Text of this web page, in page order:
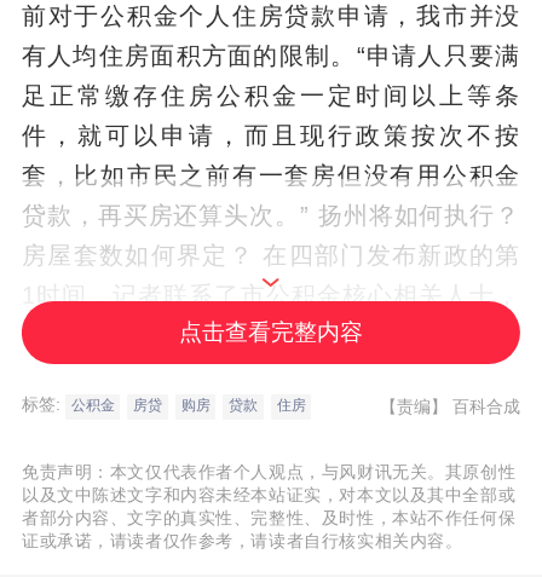
前对于公积金个人住房贷款申请，我市并没
有人均住房面积方面的限制。“申请人只要满
足正常缴存住房公积金一定时间以上等条
件，就可以申请，而且现行政策按次不按
套，比如市民之前有一套房但没有用公积金
贷款，再买房还算头次。” 扬州将如何执行？
房屋套数如何界定？ 在四部门发布新政的第
1时间，记者联系了市公积金核心相关人士，
他们表示，目前扬州还没有接到正式文件，
定。 不过，业内人士却有不同的分析。一些
际，抓紧制定落实本通知精神的具体措
施。”意味着各地可以在遵守文件大框架的前
点击查看完整内容
标签: 公积金 房贷 购房 贷款 住房 【责编】 百科合成
免责声明：本文仅代表作者个人观点，与风财讯无关。其原创性
以及文中陈述文字和内容未经本站证实，对本文以及其中全部或
者部分内容、文字的真实性、完整性、及时性，本站不作任何保
证或承诺，请读者仅作参考，请读者自行核实相关内容。